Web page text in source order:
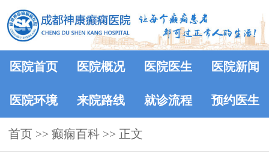
医院首页 医院概况 医院医生 医院新闻
医院环境 来院路线 就诊流程 预约医生
首页 >> 癫痫百科 >> 正文